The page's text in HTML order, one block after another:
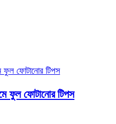
ফুল ফোটানোর টিপস